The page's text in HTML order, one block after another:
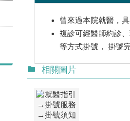
曾來過本院就醫，
複診可經醫師約診
等方式掛號， 掛號
相關圖片